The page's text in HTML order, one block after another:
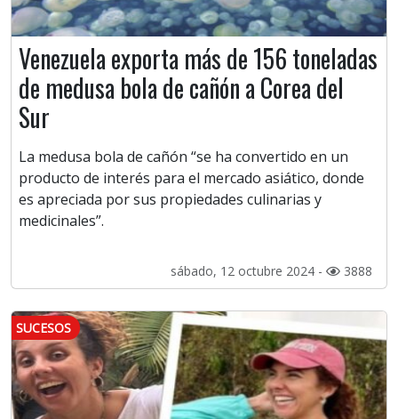
Venezuela exporta más de 156 toneladas
de medusa bola de cañón a Corea del
Sur
La medusa bola de cañón “se ha convertido en un
producto de interés para el mercado asiático, donde
es apreciada por sus propiedades culinarias y
medicinales”.
sábado, 12 octubre 2024 - 3888
SUCESOS